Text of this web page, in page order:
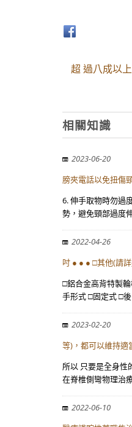
超 過八成以
相關知識
2023-06-20
膀夾電話以免扭傷
6. 伸手取物時勿過
勢，避免頸部過度
2022-04-26
吋 ● ● ● □其他(請
□鋁合金高背特製
手形式 □固定式 □後
2023-02-20
等)，都可以維持適
所以 只要是全身性
在脊椎側彎物理治
2022-06-10